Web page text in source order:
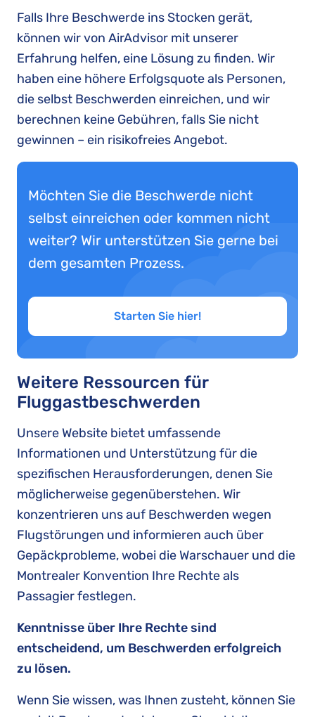
Falls Ihre Beschwerde ins Stocken gerät,
können wir von AirAdvisor mit unserer
Erfahrung helfen, eine Lösung zu finden. Wir
haben eine höhere Erfolgsquote als Personen,
die selbst Beschwerden einreichen, und wir
berechnen keine Gebühren, falls Sie nicht
gewinnen – ein risikofreies Angebot.
Möchten Sie die Beschwerde nicht
selbst einreichen oder kommen nicht
weiter? Wir unterstützen Sie gerne bei
dem gesamten Prozess.
Starten Sie hier!
Weitere Ressourcen für
Fluggastbeschwerden
Unsere Website bietet umfassende
Informationen und Unterstützung für die
spezifischen Herausforderungen, denen Sie
möglicherweise gegenüberstehen. Wir
konzentrieren uns auf Beschwerden wegen
Flugstörungen und informieren auch über
Gepäckprobleme, wobei die Warschauer und die
Montrealer Konvention Ihre Rechte als
Passagier festlegen.
Kenntnisse über Ihre Rechte sind
entscheidend, um Beschwerden erfolgreich
zu lösen.
Wenn Sie wissen, was Ihnen zusteht, können Sie